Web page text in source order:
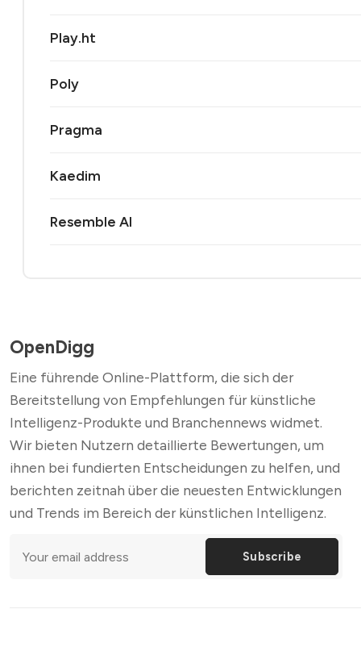
Play.ht
Poly
Pragma
Kaedim
Resemble AI
OpenDigg
Eine führende Online-Plattform, die sich der
Bereitstellung von Empfehlungen für künstliche
Intelligenz-Produkte und Branchennews widmet.
Wir bieten Nutzern detaillierte Bewertungen, um
ihnen bei fundierten Entscheidungen zu helfen, und
berichten zeitnah über die neuesten Entwicklungen
und Trends im Bereich der künstlichen Intelligenz.
Subscribe